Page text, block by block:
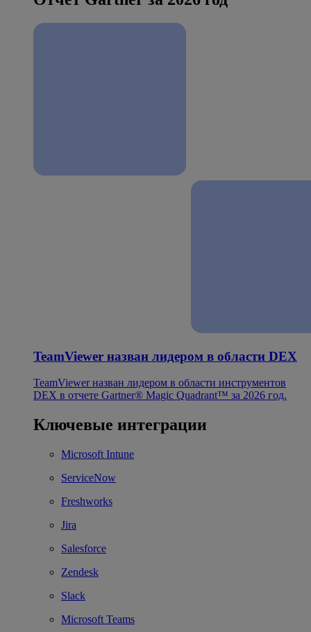
TeamViewer назван лидером в области DEX
TeamViewer назван лидером в области инструментов
DEX в отчете Gartner® Magic Quadrant™ за 2026 год.
Ключевые интеграции
Microsoft Intune
ServiceNow
Freshworks
Jira
Salesforce
Zendesk
Slack
Microsoft Teams